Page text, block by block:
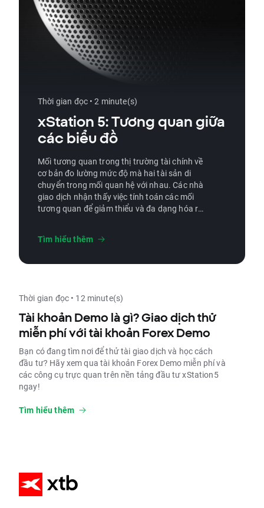
Thời gian đọc • 2 minute(s)
xStation 5: Tương quan giữa
các biểu đồ
Mối tương quan trong thị trường tài chính về
cơ bản đo lường mức độ mà hai tài sản di
chuyển trong mối quan hệ với nhau. Các nhà
giao dịch nhận thấy việc tính toán các mối
tương quan để giảm thiểu và đa dạng hóa rủi
trọng.
Tìm hiểu thêm
Thời gian đọc • 12 minute(s)
Tài khoản Demo là gì? Giao dịch thử
miễn phí với tài khoản Forex Demo
Bạn có đang tìm nơi để thử tài giao dịch và học cách
đầu tư? Hãy xem qua tài khoản Forex Demo miễn phí và
các công cụ trực quan trên nền tảng đầu tư xStation5
ngay!
Tìm hiểu thêm